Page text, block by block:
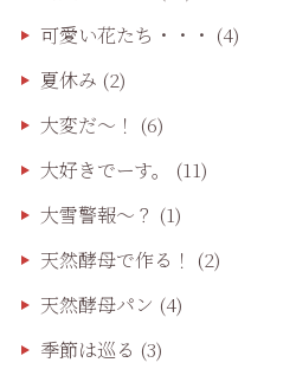
可愛い花たち・・・ (4)
夏休み (2)
大変だ〜！ (6)
大好きでーす。
(11)
大雪警報〜？ (1)
天然酵母で作る！ (2)
天然酵母パン (4)
季節は巡る (3)